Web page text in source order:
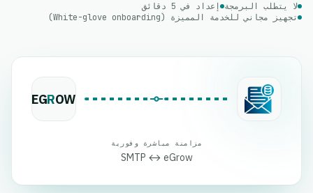
لا يتطلب البرمجة
إعداد في 5 دقائق
تجهيز مجاني للخدمة المميزة (White-glove onboarding)
EGROW
مزامنة مباشرة وفورية
SMTP ↔ eGrow